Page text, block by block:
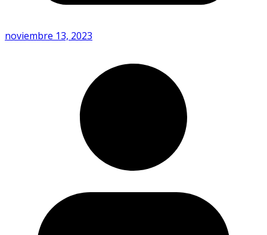
noviembre 13, 2023